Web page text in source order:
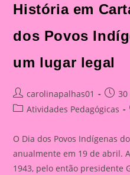
História em
dos Povos
um lugar legal
Post
author:
carolinapalhas01
Post
PostAtividades Pedagógicas
O Dia dos Povos Indígenas
anualmente em 19 de abril.
1943, pelo então presidente